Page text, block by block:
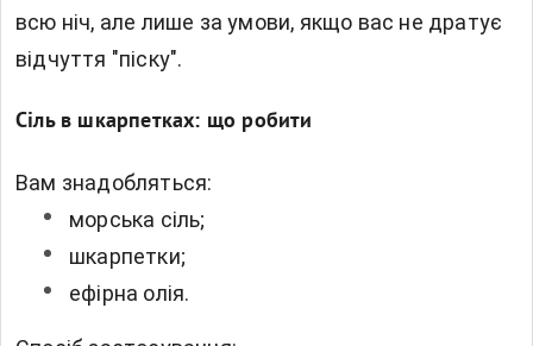
всю ніч, але лише за умови, якщо вас не дратує
відчуття "піску".
Сіль в шкарпетках: що робити
Вам знадобляться:
морська сіль;
шкарпетки;
ефірна олія.